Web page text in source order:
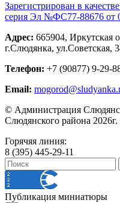
Зарегистрирован в
серия Эл №ФС77-88676 от
Адрес: 665904, Иркутская
г.Слюдянка, ул.Советская,
Телефон: +7 (90877) 9-29-
Email:
© Администрация
Слюдянского района 2026г.
Горячяя линия:
8 (395) 445-29-11
Публикация миниатюры